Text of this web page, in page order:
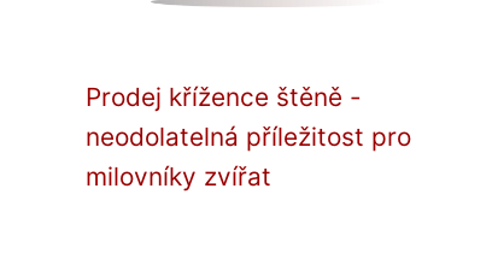
Prodej křížence štěně -
neodolatelná příležitost pro
milovníky zvířat